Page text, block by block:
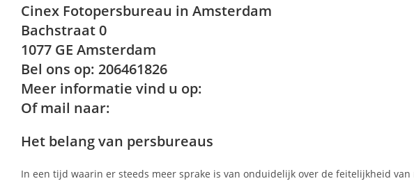
Cinex Fotopersbureau in Amsterdam
Bachstraat 0
1077 GE Amsterdam
Bel ons op: 206461826
Meer informatie vind u op:
Of mail naar:
Het belang van persbureaus
In een tijd waarin er steeds meer sprake is van onduidelijk over de feitelijkheid